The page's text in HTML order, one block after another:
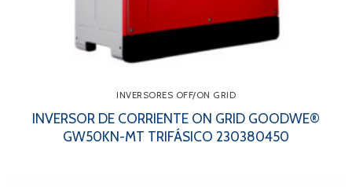
INVERSORES OFF/ON GRID
INVERSOR DE CORRIENTE ON GRID GOODWE®
GW50KN-MT TRIFÁSICO 230380450